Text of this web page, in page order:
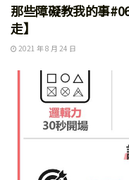
那些障礙教我的事
走】
2021 年 8 月 24 日